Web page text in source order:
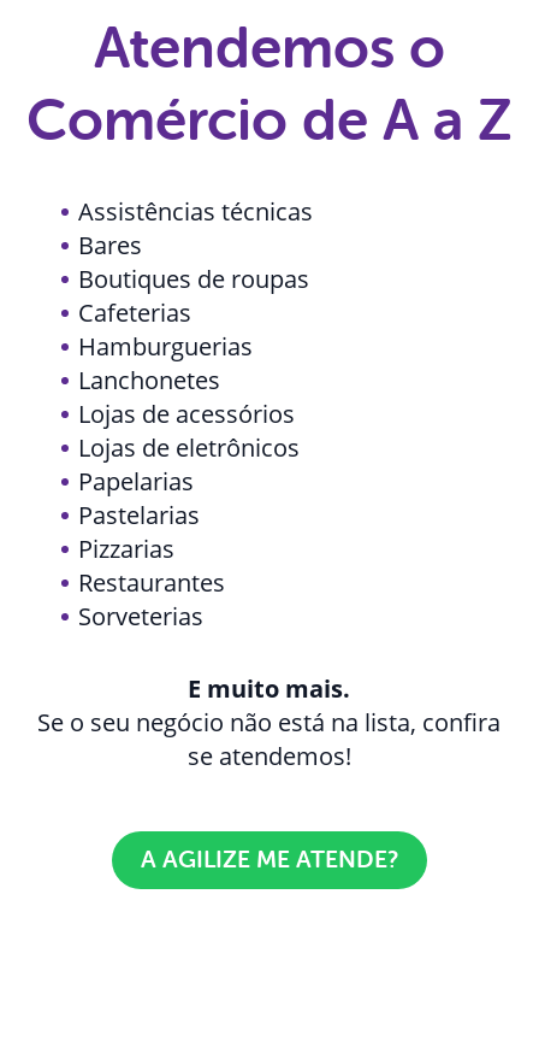
Atendemos o
Comércio de A a Z
Assistências técnicas
Bares
Boutiques de roupas
Cafeterias
Hamburguerias
Lanchonetes
Lojas de acessórios
Lojas de eletrônicos
Papelarias
Pastelarias
Pizzarias
Restaurantes
Sorveterias
E muito mais.
Se o seu negócio não está na lista, confira
se atendemos!
A AGILIZE ME ATENDE?